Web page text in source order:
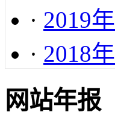
· 2019年
· 2018年
网站年报